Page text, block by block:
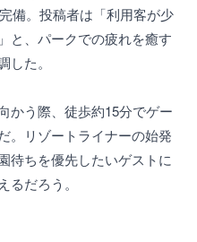
備。投稿者は「利用客が少
と、パークでの疲れを癒す
た。
かう際、徒歩約15分でゲー
。リゾートライナーの始発
待ちを優先したいゲストに
だろう。